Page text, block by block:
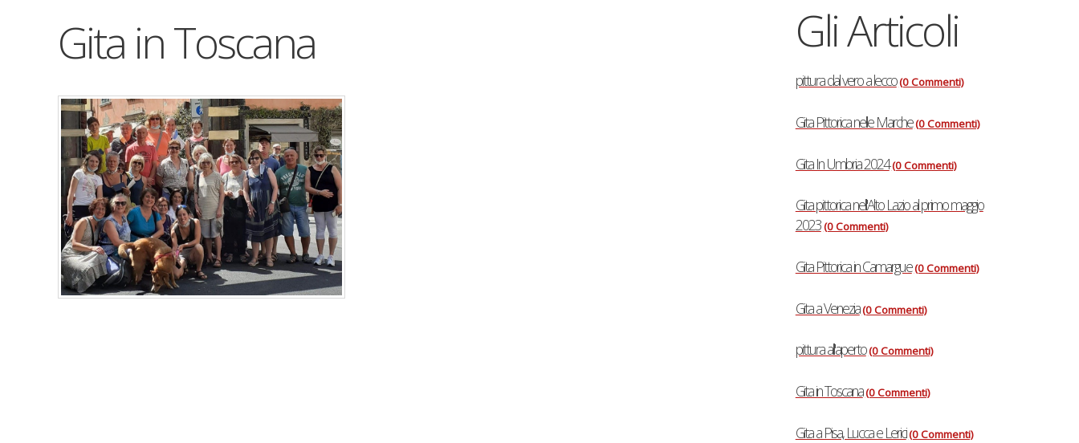
Gita in Toscana Gli Articoli
pittura dal vero a lecco(0 Commenti)
Gita Pittorica nelle Marche(0 Commenti)
Gita In Umbria 2024(0 Commenti)
Gita pittorica nell'Alto Lazio al primo maggio
2023(0 Commenti)
Gita Pittorica in Camargue(0 Commenti)
Gita a Venezia(0 Commenti)
pittura all'aperto(0 Commenti)
Gita in Toscana(0 Commenti)
Gita a Pisa, Lucca e Lerici(0 Commenti)